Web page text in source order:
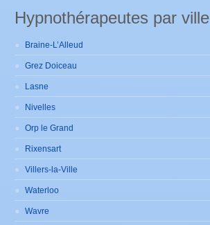
Hypnothérapeutes par ville
Braine-L’Alleud
Grez Doiceau
Lasne
Nivelles
Orp le Grand
Rixensart
Villers-la-Ville
Waterloo
Wavre